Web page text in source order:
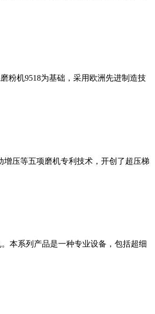
粉机9518为基础，采用欧洲先进制造技
压等五项磨机专利技术，开创了超压梯
本系列产品是一种专业设备，包括超细